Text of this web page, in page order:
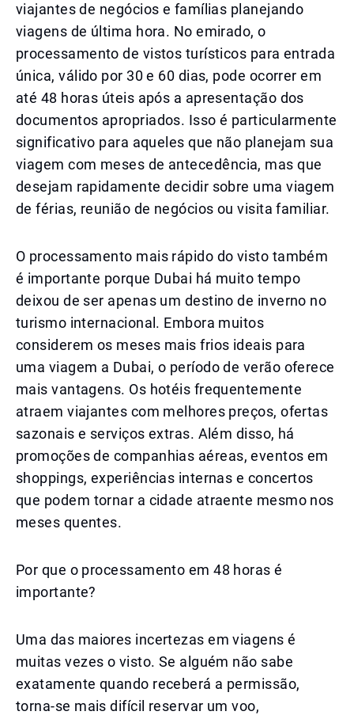
viajantes de negócios e famílias planejando
viagens de última hora. No emirado, o
processamento de vistos turísticos para entrada
única, válido por 30 e 60 dias, pode ocorrer em
até 48 horas úteis após a apresentação dos
documentos apropriados. Isso é particularmente
significativo para aqueles que não planejam sua
viagem com meses de antecedência, mas que
desejam rapidamente decidir sobre uma viagem
de férias, reunião de negócios ou visita familiar.
O processamento mais rápido do visto também
é importante porque Dubai há muito tempo
deixou de ser apenas um destino de inverno no
turismo internacional. Embora muitos
considerem os meses mais frios ideais para
uma viagem a Dubai, o período de verão oferece
mais vantagens. Os hotéis frequentemente
atraem viajantes com melhores preços, ofertas
sazonais e serviços extras. Além disso, há
promoções de companhias aéreas, eventos em
shoppings, experiências internas e concertos
que podem tornar a cidade atraente mesmo nos
meses quentes.
Por que o processamento em 48 horas é
importante?
Uma das maiores incertezas em viagens é
muitas vezes o visto. Se alguém não sabe
exatamente quando receberá a permissão,
torna-se mais difícil reservar um voo,